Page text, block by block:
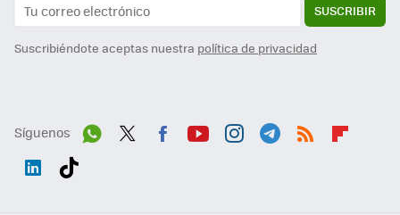
SUSCRIBIR
Suscribiéndote aceptas nuestra política de privacidad
Síguenos